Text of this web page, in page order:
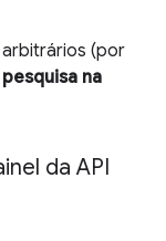
(por
pesquisa na
da API